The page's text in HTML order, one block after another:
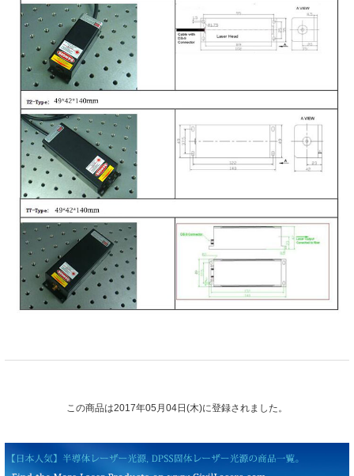
この商品は2017年05月04日(木)に登録されました。